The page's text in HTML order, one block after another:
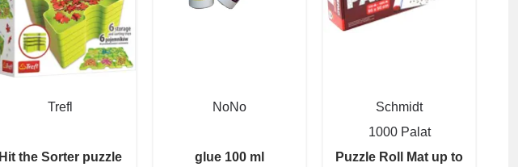
Trefl
Hit the Sorter puzzle
NoNo
glue 100 ml
Schmidt
1000 Palat
Puzzle Roll Mat up to